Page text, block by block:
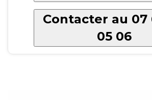
Contacter au 07
05 06